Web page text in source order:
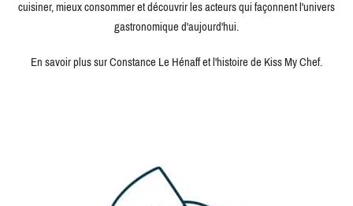
cuisiner, mieux consommer et découvrir les acteurs qui façonnent l'univers
gastronomique d'aujourd'hui.
En savoir plus sur Constance Le Hénaff et l'histoire de Kiss My Chef.